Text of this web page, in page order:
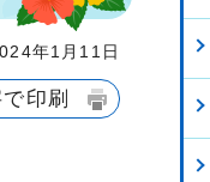
年1月11日
印刷